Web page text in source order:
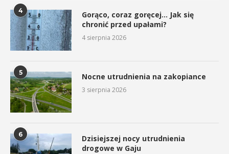
4
Gorąco, coraz goręcej… Jak się
chronić przed upałami?
4 sierpnia 2026
5 Nocne utrudnienia na zakopiance
3 sierpnia 2026
6
Dzisiejszej nocy utrudnienia
drogowe w Gaju